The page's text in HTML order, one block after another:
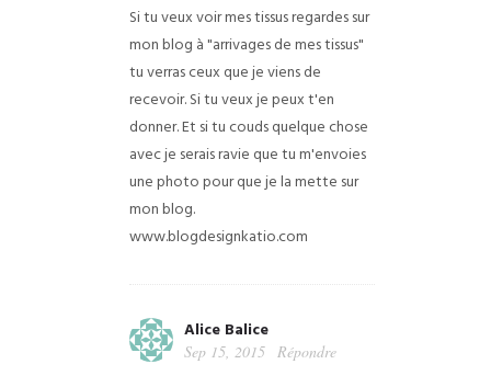
Si tu veux voir mes tissus regardes sur
mon blog à "arrivages de mes tissus"
tu verras ceux que je viens de
recevoir. Si tu veux je peux t'en
donner. Et si tu couds quelque chose
avec je serais ravie que tu m'envoies
une photo pour que je la mette sur
mon blog.
www.blogdesignkatio.com
Alice Balice
Sep 15, 2015 Répondre